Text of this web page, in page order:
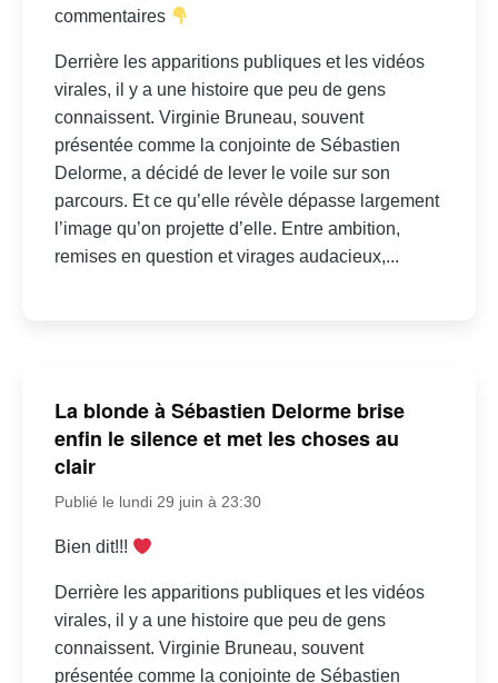
commentaires
Derrière les apparitions publiques et les vidéos
virales, il y a une histoire que peu de gens
connaissent. Virginie Bruneau, souvent
présentée comme la conjointe de Sébastien
Delorme, a décidé de lever le voile sur son
parcours. Et ce qu’elle révèle dépasse largement
l’image qu’on projette d’elle. Entre ambition,
remises en question et virages audacieux,...
La blonde à Sébastien Delorme brise
enfin le silence et met les choses au
clair
Publié le lundi 29 juin à 23:30
Bien dit!!!
Derrière les apparitions publiques et les vidéos
virales, il y a une histoire que peu de gens
connaissent. Virginie Bruneau, souvent
présentée comme la conjointe de Sébastien